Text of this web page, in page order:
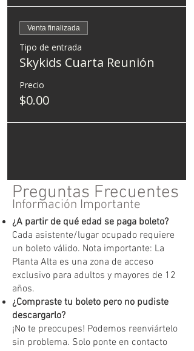
Venta finalizada
Tipo de entrada
Skykids Cuarta Reunión
Precio
$0.00
Preguntas Frecuentes
Información Importante
¿A partir de qué edad se paga boleto?
Cada asistente/lugar ocupado requiere
un boleto válido. Nota importante: La
Planta Alta es una zona de acceso
exclusivo para adultos y mayores de 12
años.
¿Compraste tu boleto pero no pudiste
descargarlo?
¡No te preocupes! Podemos reenviártelo
sin problema. Solo ponte en contacto